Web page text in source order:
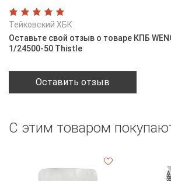
Тейковский ХБК
Оставьте свой отзыв о товаре КПБ
1/24500-50 Тhistle
Оставить отзыв
С этим товаром